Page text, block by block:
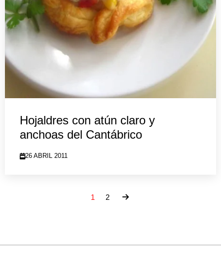
Hojaldres con atún claro y
anchoas del Cantábrico
26 ABRIL 2011
1 2